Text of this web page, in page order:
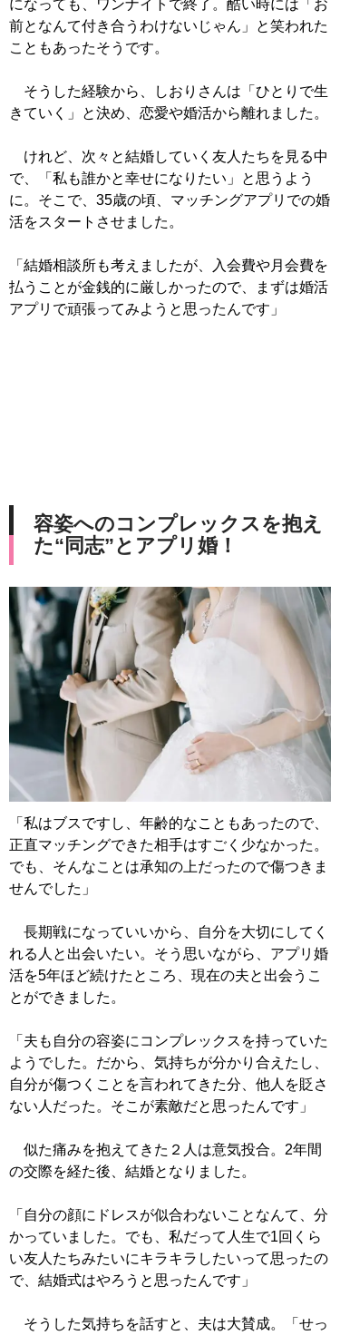
になっても、ワンナイトで終了。酷い時には「お
前となんて付き合うわけないじゃん」と笑われた
こともあったそうです。
そうした経験から、しおりさんは「ひとりで生
きていく」と決め、恋愛や婚活から離れました。
けれど、次々と結婚していく友人たちを見る中
で、「私も誰かと幸せになりたい」と思うよう
に。そこで、35歳の頃、マッチングアプリでの婚
活をスタートさせました。
「結婚相談所も考えましたが、入会費や月会費を
払うことが金銭的に厳しかったので、まずは婚活
アプリで頑張ってみようと思ったんです」
容姿へのコンプレックスを抱え
た“同志”とアプリ婚！
「私はブスですし、年齢的なこともあったので、
正直マッチングできた相手はすごく少なかった。
でも、そんなことは承知の上だったので傷つきま
せんでした」
長期戦になっていいから、自分を大切にしてく
れる人と出会いたい。そう思いながら、アプリ婚
活を5年ほど続けたところ、現在の夫と出会うこ
とができました。
「夫も自分の容姿にコンプレックスを持っていた
ようでした。だから、気持ちが分かり合えたし、
自分が傷つくことを言われてきた分、他人を貶さ
ない人だった。そこが素敵だと思ったんです」
似た痛みを抱えてきた２人は意気投合。2年間
の交際を経た後、結婚となりました。
「自分の顔にドレスが似合わないことなんて、分
かっていました。でも、私だって人生で1回くら
い友人たちみたいにキラキラしたいって思ったの
で、結婚式はやろうと思ったんです」
そうした気持ちを話すと、夫は大賛成。「せっ